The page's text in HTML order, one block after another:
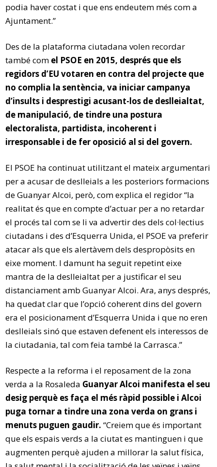
podia haver costat i que ens endeutem més com a
Ajuntament.”
Des de la plataforma ciutadana volen recordar
també com el PSOE en 2015, després que els
regidors d’EU votaren en contra del projecte que
no complia la sentència, va iniciar campanya
d’insults i desprestigi acusant-los de deslleialtat,
de manipulació, de tindre una postura
electoralista, partidista, incoherent i
irresponsable i de fer oposició al si del govern.
El PSOE ha continuat utilitzant el mateix argumentari
per a acusar de deslleials a les posteriors formacions
de Guanyar Alcoi, però, com explica el regidor “la
realitat és que en compte d’actuar per a no retardar
el procés tal com se li va advertir des dels col·lectius
ciutadans i des d’Esquerra Unida, el PSOE va preferir
atacar als que els alertàvem dels despropòsits en
eixe moment. I damunt ha seguit repetint eixe
mantra de la deslleialtat per a justificar el seu
distanciament amb Guanyar Alcoi. Ara, anys després,
ha quedat clar que l’opció coherent dins del govern
era el posicionament d’Esquerra Unida i que no eren
deslleials sinó que estaven defenent els interessos de
la ciutadania, tal com feia també la Carrasca.”
Respecte a la reforma i el reposament de la zona
verda a la Rosaleda Guanyar Alcoi manifesta el seu
desig perquè es faça el més ràpid possible i Alcoi
puga tornar a tindre una zona verda on grans i
menuts puguen gaudir. “Creiem que és important
que els espais verds a la ciutat es mantinguen i que
augmenten perquè ajuden a millorar la salut física,